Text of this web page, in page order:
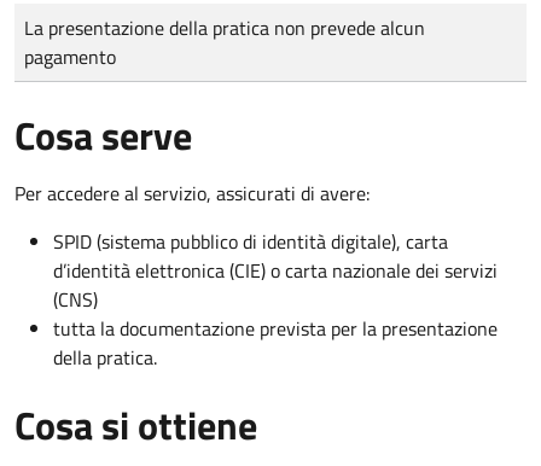
Tipo di pagamento
Importo
La presentazione della pratica non prevede alcun
pagamento
Cosa serve
Per accedere al servizio, assicurati di avere:
SPID (sistema pubblico di identità digitale), carta
d’identità elettronica (CIE) o carta nazionale dei servizi
(CNS)
tutta la documentazione prevista per la presentazione
della pratica.
Cosa si ottiene